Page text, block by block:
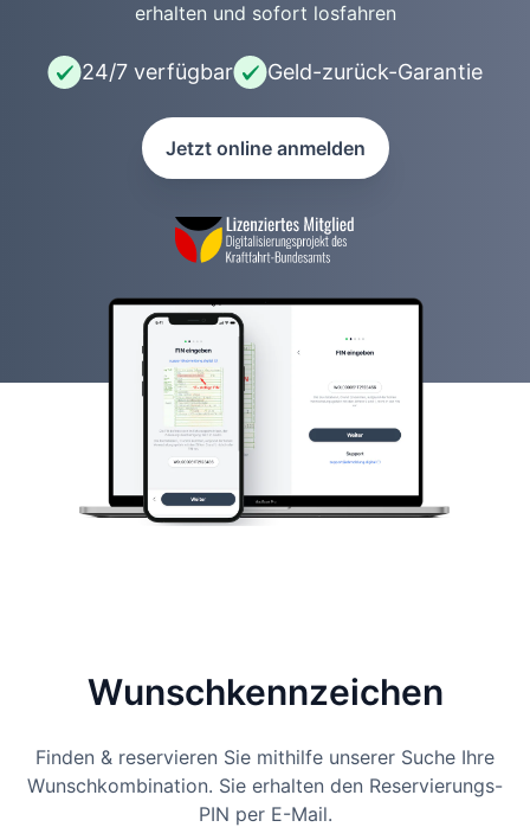
erhalten und sofort losfahren
24/7 verfügbar Geld-zurück-Garantie
Jetzt online anmelden
Wunsch­kennzeichen
Finden & reservieren Sie mithilfe unserer Suche Ihre
Wunschkombination. Sie erhalten den Reservierungs-
PIN per E-Mail.